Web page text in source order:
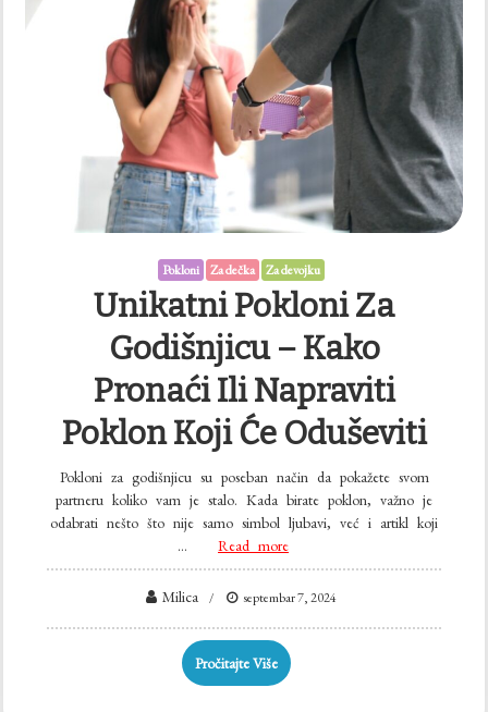
Pokloni Za dečka Za devojku
Unikatni Pokloni Za
Godišnjicu – Kako
Pronaći Ili Napraviti
Poklon Koji Će Oduševiti
Pokloni za godišnjicu su poseban način da pokažete svom
partneru koliko vam je stalo. Kada birate poklon, važno je
odabrati nešto što nije samo simbol ljubavi, već i artikl koji
…
Read more
Milica septembar 7, 2024
Pročitajte Više